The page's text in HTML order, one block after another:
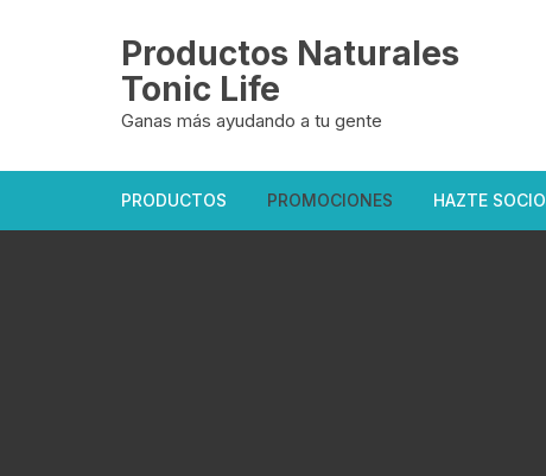
Productos Naturales
Tonic Life
Ganas más ayudando a tu gente
PRODUCTOS PROMOCIONES HAZTE SOCIO